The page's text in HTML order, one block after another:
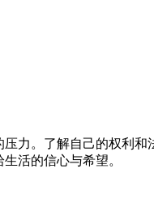
力。了解自己的权利
活的信心与希望。